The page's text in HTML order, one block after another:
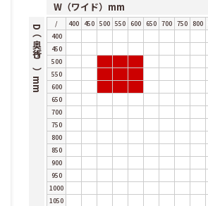
W（ワイド）mm
D（奥行き）mm
/ 400 450 500 550 600 650 700 750 800
400
450
500
550
600
650
700
750
800
850
900
950
1000
1050